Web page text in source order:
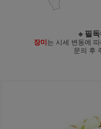
※ 필
장미는 시세 변동에
문의 후